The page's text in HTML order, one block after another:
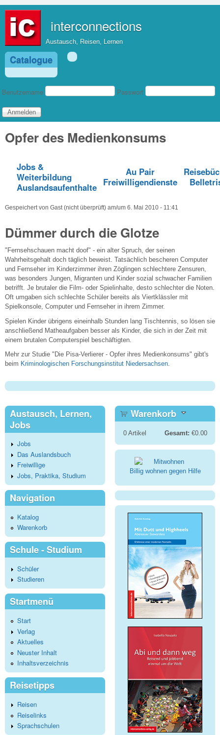
interconnections
Austausch, Reisen, Lernen
Catalogue
Benutzeranmeldung
Benutzername Passwort
Opfer des Medienkonsums
Jobs &
Weiterbildung
Auslandsaufenthalte
Au Pair
Freiwilligendienste
Gespeichert von Gast (nicht überprüft) am/um 6. Mai 2010 - 11:41
Dümmer durch die Glotze
"Fernsehschauen macht doof" - ein alter Spruch, der seinen
Wahrheitsgehalt doch täglich beweist. Tatsächlich bescheren Computer
und Fernseher im Kinderzimmer ihren Zöglingen schlechtere Zensuren,
was besonders Jungen, Migranten und Kinder sozial schwacher Familien
betrifft. Je brutaler die Film- oder Spielinhalte, desto schlechter die Noten.
Oft umgaben sich schlechte Schüler bereits als Viertklässler mit
Spielkonsole, Computer und Fernseher in ihrem Zimmer.
Spielen Kinder übrigens eineinhalb Stunden lang Tischtennis, so lösen sie
anschließend Matheaufgaben besser als Kinder, die sich in der Zeit mit
einem brutalen Computerspiel beschäftigten.
Mehr zur Studie "Die Pisa-Verlierer - Opfer ihres Medienkonsums" gibt's
beim Kriminologischen Forschungsinstitut Niedersachsen.
Austausch, Lernen,
Jobs
Jobs
Das Auslandsbuch
Freiwillige
Jobs, Praktika, Studium
Navigation
Katalog
Warenkorb
Schule - Studium
Schüler
Studieren
Startmenü
Start
Verlag
Aktuelles
Neuster Inhalt
Inhaltsverzeichnis
Reisetipps
Reisen
Reiselinks
Sprachschulen
Warenkorb
0Artikel Gesamt: €0.00
Billig wohnen gegen Hilfe